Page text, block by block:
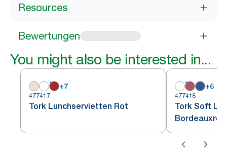
Resources
Bewertungen
You might also be interested in...
+7
477417
Tork Lunchservietten Rot
+6
477418
Tork Soft
Bordeauxrot